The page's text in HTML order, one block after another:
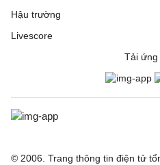
Hậu trường
Livescore
Tải ứng
© 2006. Trang thông tin điện tử